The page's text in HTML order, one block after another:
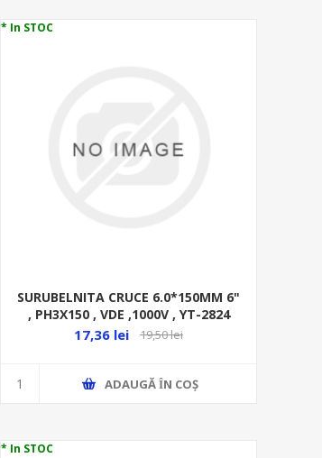
* In STOC
SURUBELNITA CRUCE 6.0*150MM 6"
, PH3X150 , VDE ,1000V , YT-2824
17,36 lei 19,50 lei
ADAUGĂ ȊN COŞ
* In STOC